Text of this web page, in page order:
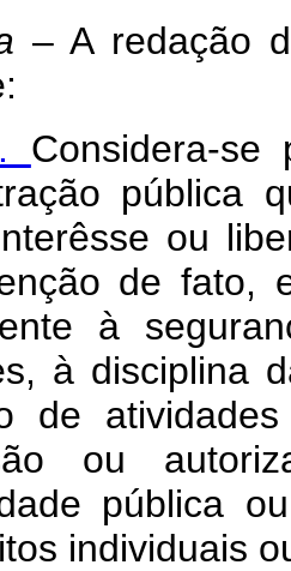
– A redação
Considera-
pública
ou
de fato,
à
à disciplina
de
ou
pública
individuais